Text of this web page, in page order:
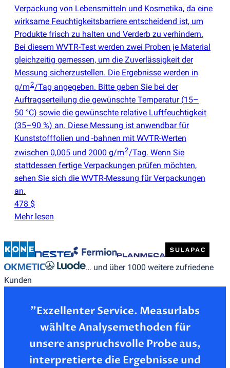
Verpackung von Lebensmitteln und Kosmetika, da eine
wirksame Feuchtigkeitsbarriere entscheidend ist, um
Produkte frisch zu halten und Verderb zu verhindern.
Bei diesem WVTR-Test werden zwei Proben je Material
gleichzeitig gemessen, um die Zuverlässigkeit der
Messung sicherzustellen. Die Ergebnisse werden in
g/m2/Tag angegeben. Bitte geben Sie bei der
Auftragserteilung die gewünschte Temperatur (15–
50 °C) sowie die gewünschte relative Luftfeuchtigkeit
(35–90 %) an. Diese Messung ist anwendbar für
Kunststofffolien und -bahnen mit WVTR-Werten
zwischen 0,005 und 2000 g/m2/Tag. Wenn Sie
stattdessen fertige Verpackungen prüfen möchten,
sehen Sie sich die WVTR-Messung für Verpackungen
an.
478 $
Mehr lesen
… und über 1000 weitere zufriedene
Kunden
”Exzellenter Service. Measurlabs
wählte Analysemethoden für
unsere anspruchsvolle Probe aus,
interpretierte die Ergebnisse und